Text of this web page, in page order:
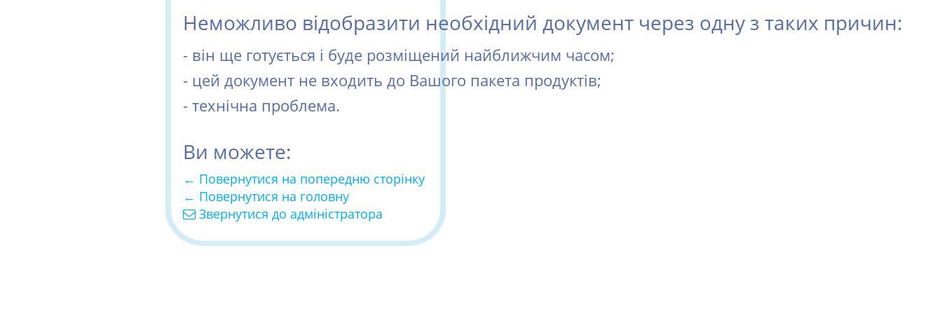
Неможливо відобразити необхідний документ через одну з таких причин:
- він ще готується і буде розміщений найближчим часом;
- цей документ не входить до Вашого пакета продуктів;
- технічна проблема.
Ви можете:
← Повернутися на попередню сторінку
← Повернутися на головну
Звернутися до адміністратора